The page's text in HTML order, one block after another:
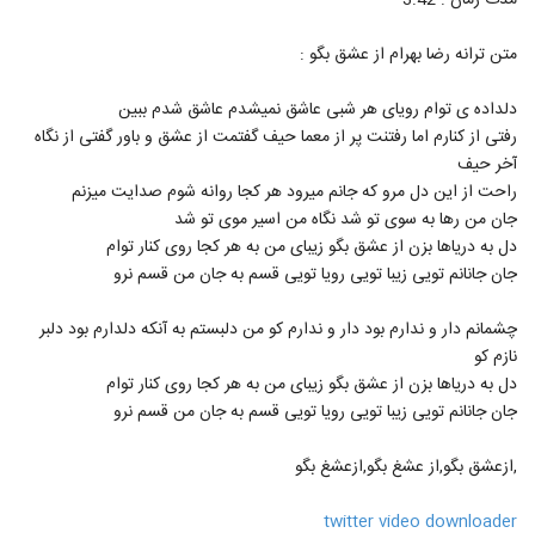
16
17
18 عجب
۱,۳۲۶ بازدید
دانلود آهنگ جدید و زیبای یوسف بهراد با نام
اتفاق
20 شیرزاد(پاپ)
۳,۶۶۰ بازدید
دانلود آهنگ سعید شهروز ساحل
۸۶۰ بازدید
متن ترانه رضا بهرام از عشق بگو :
دلداده ی توام رویای هر شبی عاشق نمیشدم عاشق شدم ببین
رفتی از کنارم اما رفتنت پر از معما حیف گفتمت از عشق و باور گفتی از نگاه
آخر حیف
راحت از این دل مرو که جانم میرود هر کجا روانه شوم صدایت میزنم
جان من رها به سوی تو شد نگاه من اسیر موی تو شد
دل به دریاها بزن از عشق بگو زیبای من به هر کجا روی کنار توام
جان جانانم تویی زیبا تویی رویا تویی قسم به جان من قسم نرو
چشمانم دار و ندارم بود دار و ندارم کو من دلبستم به آنکه دلدارم بود دلبر
نازم کو
دل به دریاها بزن از عشق بگو زیبای من به هر کجا روی کنار توام
جان جانانم تویی زیبا تویی رویا تویی قسم به جان من قسم نرو
,ازعشق بگو,از عشغ بگو,ازعشغ بگو
twitter video downloader